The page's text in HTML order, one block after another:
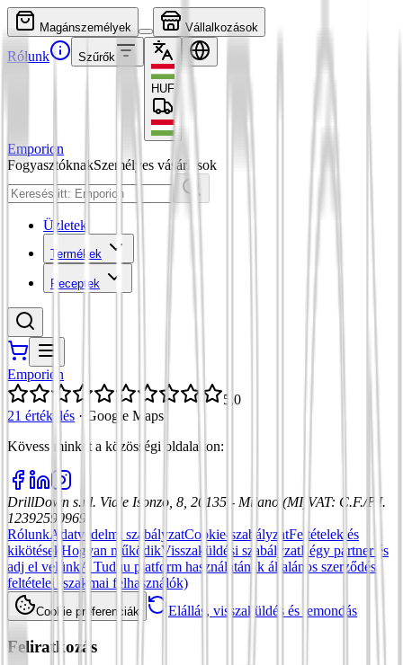
Magánszemélyek Vállalkozások
Rólunk Szűrők
HUF
Emporion
FogyasztóknakSzemélyes vásárlások
Üzletek
Termékek
Receptek
Emporion
5,0
21 értékelés · Google Maps
Kövess minket a közösségi oldalakon:
DrillDown s.r.l. Viale Isonzo, 8, 20135 - Milano (MI) VAT: C.F./P.I.
12392590969
RólunkAdatvédelmi szabályzatCookie-szabályzatFeltételek és
kikötések Hogyan működikVisszaküldési szabályzatLégy partner és
adj el velünkA Tuduu platform használatának általános szerződési
feltételei (szakmai felhasználók)
Cookie preferenciák Elállás, visszaküldés és lemondás
Feliratkozás